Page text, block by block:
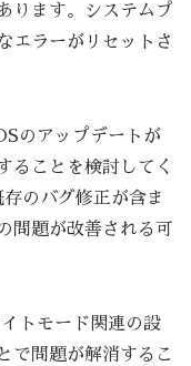
ります。システムプ
エラーがリセットさ
のアップデートが
ることを検討してく
のバグ修正が含ま
問題が改善される可
トモード関連の設
で問題が解消するこ